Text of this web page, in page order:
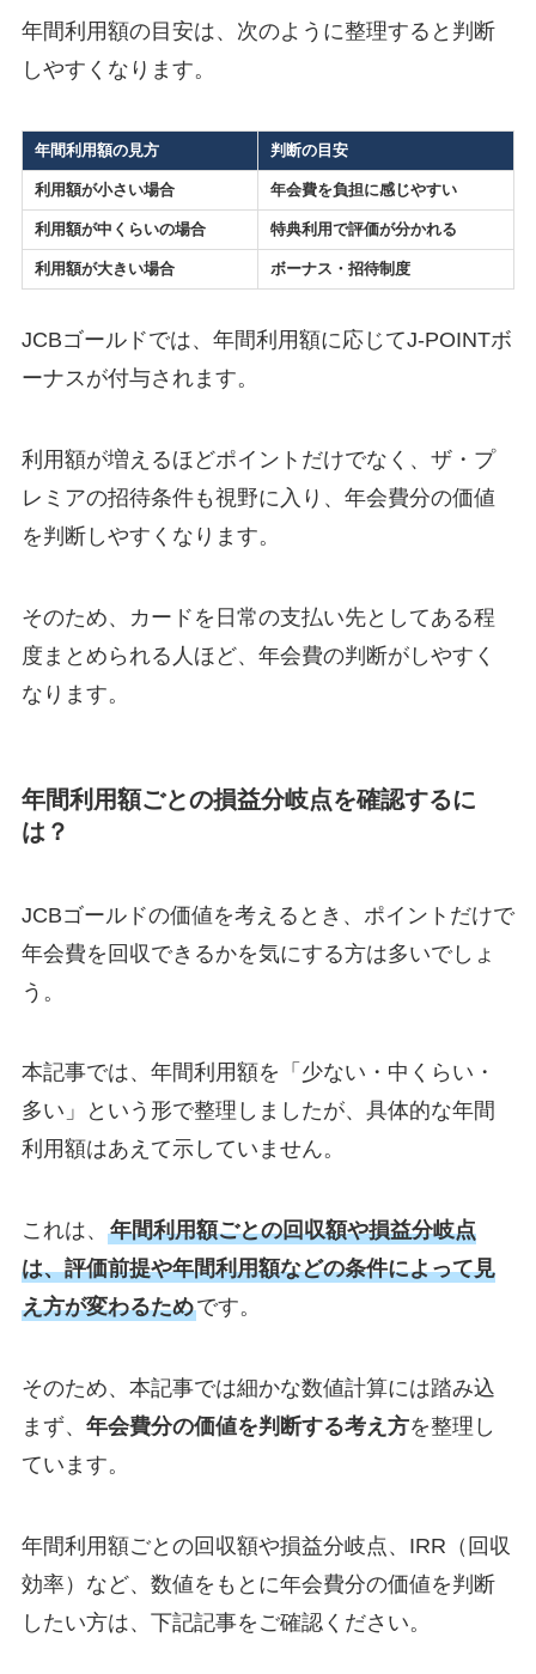
年間利用額の目安は、次のように整理すると判断
しやすくなります。
年間利用額の見方 判断の目安
利用額が小さい場合 年会費を負担に感じやすい
利用額が中くらいの場合 特典利用で評価が分かれる
利用額が大きい場合 ボーナス・招待制度
JCBゴールドでは、年間利用額に応じてJ-POINTボ
ーナスが付与されます。
利用額が増えるほどポイントだけでなく、ザ・プ
レミアの招待条件も視野に入り、年会費分の価値
を判断しやすくなります。
そのため、カードを日常の支払い先としてある程
度まとめられる人ほど、年会費の判断がしやすく
なります。
年間利用額ごとの損益分岐点を確認するに
は？
JCBゴールドの価値を考えるとき、ポイントだけで
年会費を回収できるかを気にする方は多いでしょ
う。
本記事では、年間利用額を「少ない・中くらい・
多い」という形で整理しましたが、具体的な年間
利用額はあえて示していません。
これは、 年間利用額ごとの回収額や損益分岐点
は、評価前提や年間利用額などの条件によって見
え方が変わるためです。
そのため、本記事では細かな数値計算には踏み込
まず、 年会費分の価値を判断する考え方を整理し
ています。
年間利用額ごとの回収額や損益分岐点、IRR（回収
効率）など、数値をもとに年会費分の価値を判断
したい方は、下記記事をご確認ください。